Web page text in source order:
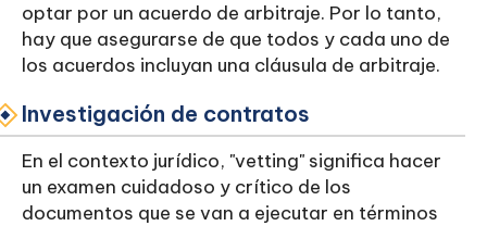
optar por un acuerdo de arbitraje. Por lo tanto,
hay que asegurarse de que todos y cada uno de
los acuerdos incluyan una cláusula de arbitraje.
Investigación de contratos
En el contexto jurídico, "vetting" significa hacer
un examen cuidadoso y crítico de los
documentos que se van a ejecutar en términos